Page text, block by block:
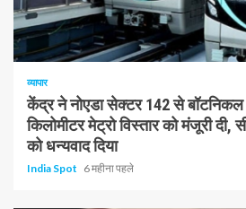
1 न्यूनतम पढ़ा
व्यापार
केंद्र ने नोएडा सेक्टर 142 से बॉटनिकल
किलोमीटर मेट्रो विस्तार को मंजूरी दी,
को धन्यवाद दिया
India Spot 6 महीना पहले